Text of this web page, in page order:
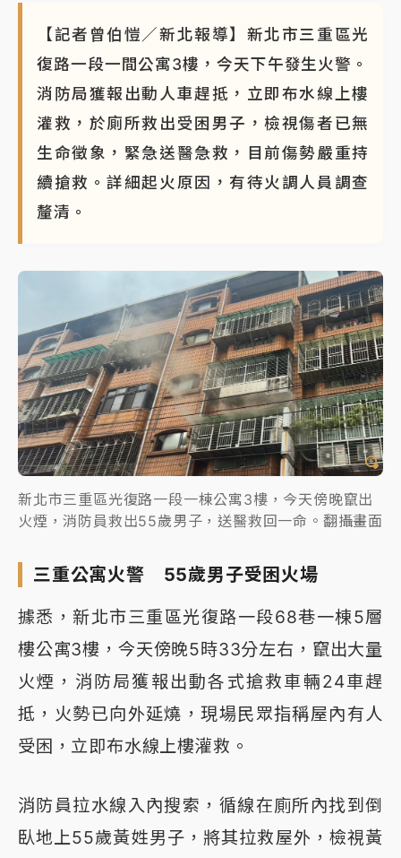
任 預算難關如何解？
蔣萬安的建中同學！47歲法律學霸戰桃園 公開上任首
要3件事
【記者曾伯愷／新北報導】新北市三重區光
復路一段一間公寓3樓，今天下午發生火警。
消防局獲報出動人車趕抵，立即布水線上樓
灌救，於廁所救出受困男子，檢視傷者已無
生命徵象，緊急送醫急救，目前傷勢嚴重持
續搶救。詳細起火原因，有待火調人員調查
釐清。
新北市三重區光復路一段一棟公寓3樓，今天傍晚竄出
火煙，消防員救出55歲男子，送醫救回一命。翻攝畫面
三重公寓火警 55歲男子受困火場
據悉，新北市三重區光復路一段68巷一棟5層
樓公寓3樓，今天傍晚5時33分左右，竄出大量
火煙，消防局獲報出動各式搶救車輛24車趕
抵，火勢已向外延燒，現場民眾指稱屋內有人
受困，立即布水線上樓灌救。
消防員拉水線入內搜索，循線在廁所內找到倒
臥地上55歲黃姓男子，將其拉救屋外，檢視黃